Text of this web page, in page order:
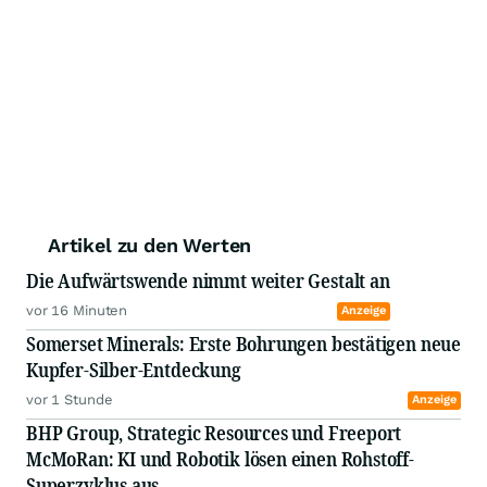
Artikel zu den Werten
Die Aufwärtswende nimmt weiter Gestalt an
vor 16 Minuten Anzeige
Somerset Minerals: Erste Bohrungen bestätigen neue
Kupfer-Silber-Entdeckung
vor 1 Stunde Anzeige
BHP Group, Strategic Resources und Freeport
McMoRan: KI und Robotik lösen einen Rohstoff-